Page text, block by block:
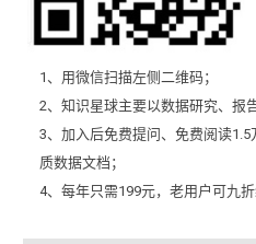
1、用微信扫描左侧二维码；
2、知识星球主要以数据研究、报
3、加入后免费提问、免费阅读
质数据文档；
4、每年只需199元，老用户可九折